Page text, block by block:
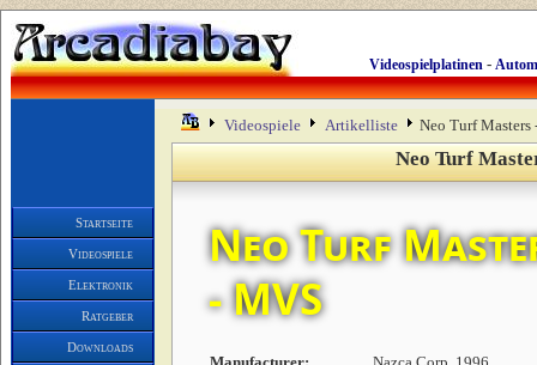
Videospielplatinen-
Startseite
Videospiele
Elektronik
Ratgeber
Downloads
Videospiele Artikelliste Neo Turf Masters
Neo Turf
Neo Turf
- MVS